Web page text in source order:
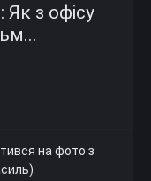
Як з офісу
на фото з